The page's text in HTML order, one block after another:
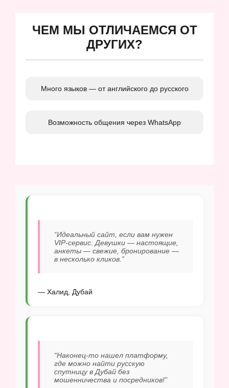
ЧЕМ МЫ ОТЛИЧАЕМСЯ ОТ
ДРУГИХ?
Много языков — от английского до русского
Возможность общения через WhatsApp
“Идеальный сайт, если вам нужен
VIP-сервис. Девушки — настоящие,
анкеты — свежие, бронирование —
в несколько кликов.”
— Халид, Дубай
“Наконец-то нашел платформу,
где можно найти русскую
спутницу в Дубай без
мошенничества и посредников!”